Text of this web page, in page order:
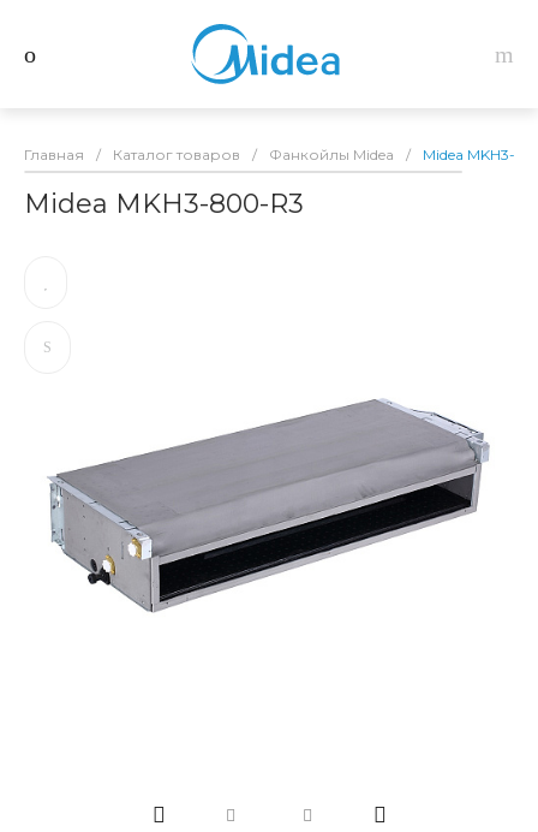
Главная / Каталог товаров / Фанкойлы Midea / Midea MKH3-
Midea MKH3-800-R3